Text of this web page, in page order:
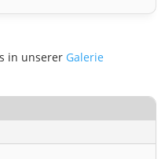
in unserer Galerie